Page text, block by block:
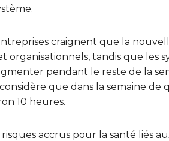
craignent que la
organisationnels, tandis que les
pendant le reste de la
que dans la semaine
10 heures.
accrus pour la santé liés